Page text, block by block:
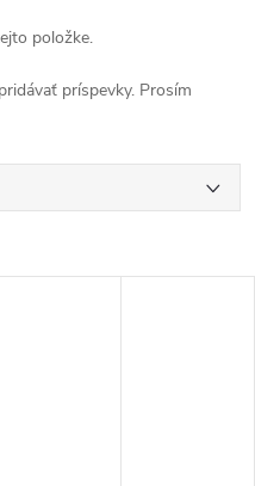
položke.
príspevky. Prosím